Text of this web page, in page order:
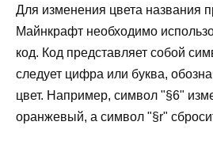
Для изменения цвета названия
Майнкрафт необходимо
код. Код представляет собой
следует цифра или буква,
цвет. Например, символ "§6"
оранжевый, а символ "§r"